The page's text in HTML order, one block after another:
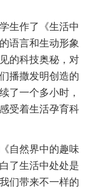
生作了《生活中
语言和生动形象
的科技奥秘，对
播撒发明创造的
了一个多小时，
受着生活孕育科
自然界中的趣味
了生活中处处是
们带来不一样的